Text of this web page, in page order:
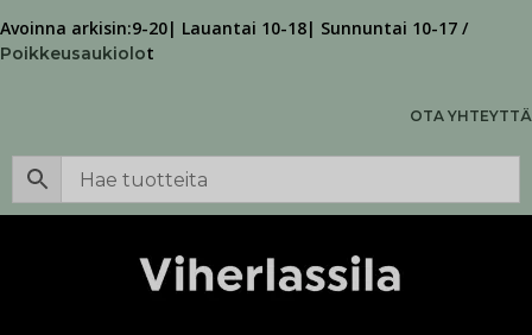
Avoinna arkisin:9-20| Lauantai 10-18| Sunnuntai 10-17 /
Poikkeusaukiolot
OTA YHTEYTTÄ